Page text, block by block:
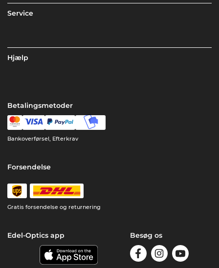
Service
Hjælp
Betalingsmetoder
Bankoverførsel, Efterkrav
Forsendelse
Gratis forsendelse og returnering
Edel-Optics app Besøg os